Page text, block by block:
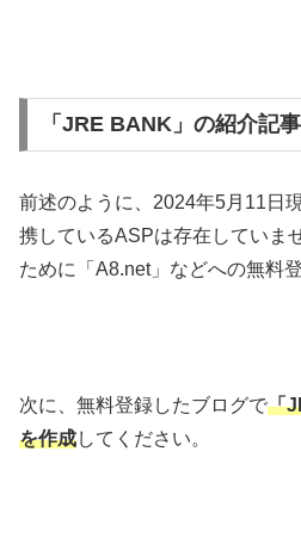
「JRE BANK」の紹介記
前述のように、2024年5月11日
携しているASPは存在していま
ために「A8.net」などへの無料
次に、無料登録したブログで「
を作成してください。